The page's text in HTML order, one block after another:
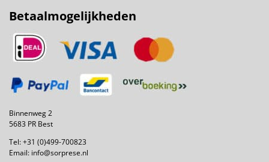
Betaalmogelijkheden
Binnenweg 2
5683 PR Best
Tel:+31 (0)499-700823
Email: info@sorprese.nl